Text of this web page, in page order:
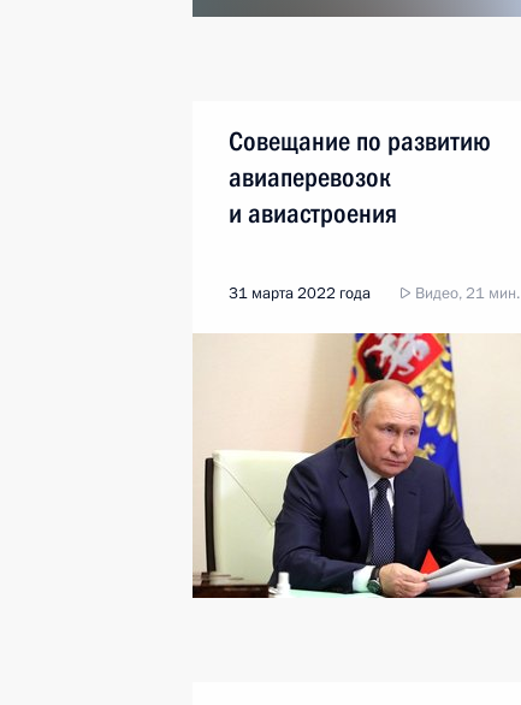
Совещание по развитию
авиаперевозок
и авиастроения
31 марта 2022 года Видео, 21 мин.